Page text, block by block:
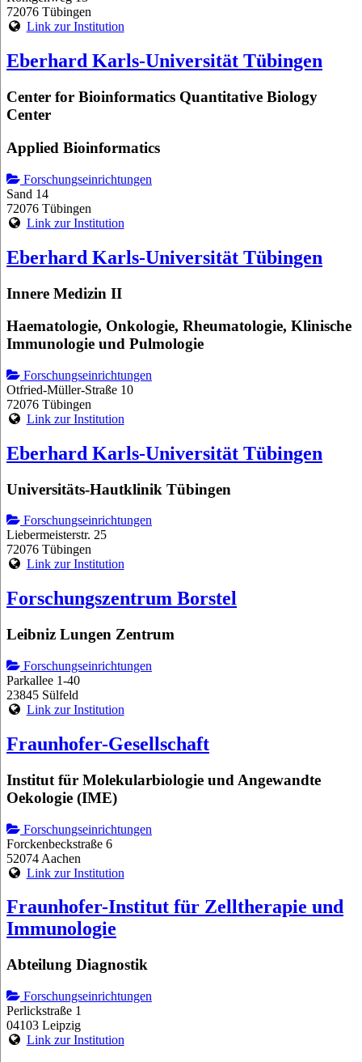
72076 Tübingen
Link zur Institution
Eberhard Karls-Universität Tübingen
Center for Bioinformatics Quantitative Biology
Center
Applied Bioinformatics
Forschungseinrichtungen
Sand 14
72076 Tübingen
Link zur Institution
Eberhard Karls-Universität Tübingen
Innere Medizin II
Haematologie, Onkologie, Rheumatologie, Klinische
Immunologie und Pulmologie
Forschungseinrichtungen
Otfried-Müller-Straße 10
72076 Tübingen
Link zur Institution
Eberhard Karls-Universität Tübingen
Universitäts-Hautklinik Tübingen
Forschungseinrichtungen
Liebermeisterstr. 25
72076 Tübingen
Link zur Institution
Forschungszentrum Borstel
Leibniz Lungen Zentrum
Forschungseinrichtungen
Parkallee 1-40
23845 Sülfeld
Link zur Institution
Fraunhofer-Gesellschaft
Institut für Molekularbiologie und Angewandte
Oekologie (IME)
Forschungseinrichtungen
Forckenbeckstraße 6
52074 Aachen
Link zur Institution
Fraunhofer-Institut für Zelltherapie und
Immunologie
Abteilung Diagnostik
Forschungseinrichtungen
Perlickstraße 1
04103 Leipzig
Link zur Institution